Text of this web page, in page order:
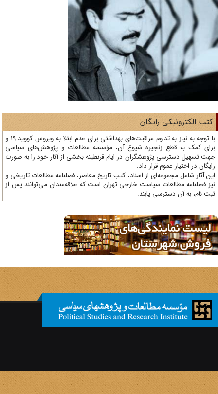
الکترونیکی رایگان
با توجه به نیاز به تداوم مراقبت‌های بهداشتی برای عدم ابتلا به ویروس کووید 19 و
کمک به قطع زنجیره شیوع آن، مؤسسه مطالعات و پژوهش‌های سیاسی
تسهیل دسترسی پژوهشگران در ایام قرنطینه بخشی از آثار خود را به صورت
در اختیار عموم قرار داد.
آثار شامل مجموعه‌ای از اسناد، کتب تاریخ معاصر، فصلنامه‌ مطالعات تاریخی و
فصلنامه مطالعات سیاست خارجی تهران است که علاقه‌مندان می‌توانند پس از
نام، به آن دسترسی یابند.